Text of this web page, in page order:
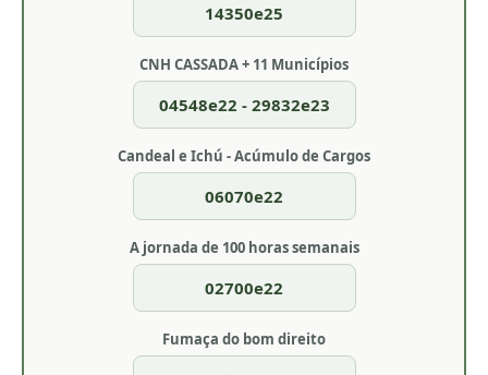
14350e25
CNH CASSADA + 11 Municípios
04548e22 - 29832e23
Candeal e Ichú - Acúmulo de Cargos
06070e22
A jornada de 100 horas semanais
02700e22
Fumaça do bom direito